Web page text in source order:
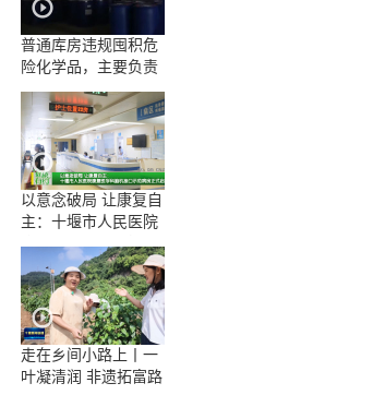
普通库房违规囤积危
险化学品，主要负责
人一问三不知
以意念破局 让康复自
主：十堰市人民医院
康复医学科脑机接口
示范病房正式启用
走在乡间小路上丨一
叶凝清润 非遗拓富路